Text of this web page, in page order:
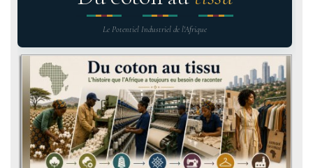
Le Potentiel Industriel de l'Afrique